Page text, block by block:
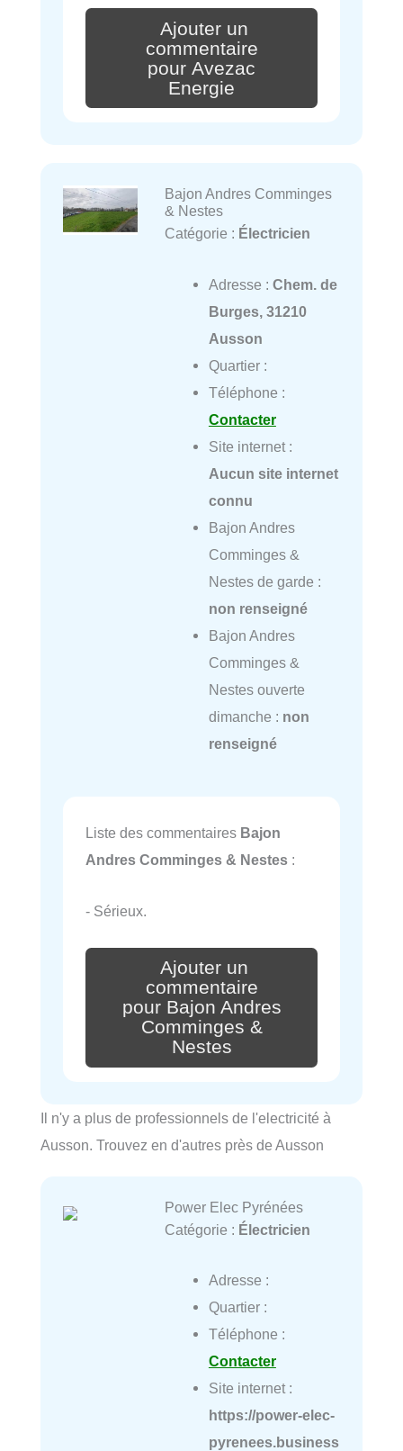
Ajouter un
commentaire
pour Avezac
Energie
Bajon Andres Comminges
& Nestes
Catégorie : Électricien
Adresse : Chem. de
Burges, 31210
Ausson
Quartier :
Téléphone :
Contacter
Site internet :
Aucun site internet
connu
Bajon Andres
Comminges &
Nestes de garde :
non renseigné
Bajon Andres
Comminges &
Nestes ouverte
dimanche : non
renseigné
Liste des commentaires Bajon
Andres Comminges & Nestes :
- Sérieux.
Ajouter un
commentaire
pour Bajon Andres
Comminges &
Nestes
Il n'y a plus de professionnels de l'electricité à
Ausson. Trouvez en d'autres près de Ausson
Power Elec Pyrénées
Catégorie : Électricien
Adresse :
Quartier :
Téléphone :
Contacter
Site internet :
https://power-elec-
pyrenees.business